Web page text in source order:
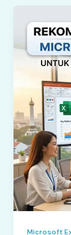
Microsoft